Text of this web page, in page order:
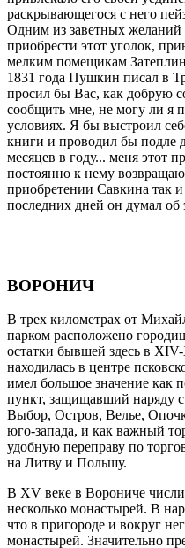
раскрывающегося с него
Одним из заветных желаний
приобрести этот уголок,
мелким помещикам
1831 года Пушкин писал в
просил бы Вас, как добрую
сообщить мне, не могу ли я
условиях. Я бы выстроил
книги и проводил бы подле
месяцев в году... меня этот
постоянно к нему
приобретении Савкина так
последних дней он думал об
ВОРОНИЧ
В трех километрах от
парком расположено
остатки бывшей здесь в
находилась в центре
имел большое значение как
пункт, защищавший наряду
Выбор, Остров, Велье,
юго-запада, и как важный
удобную переправу по
на Литву и Польшу.
В XV веке в Ворониче
несколько монастырей. В
что в пригороде и вокруг
монастырей. Значительно